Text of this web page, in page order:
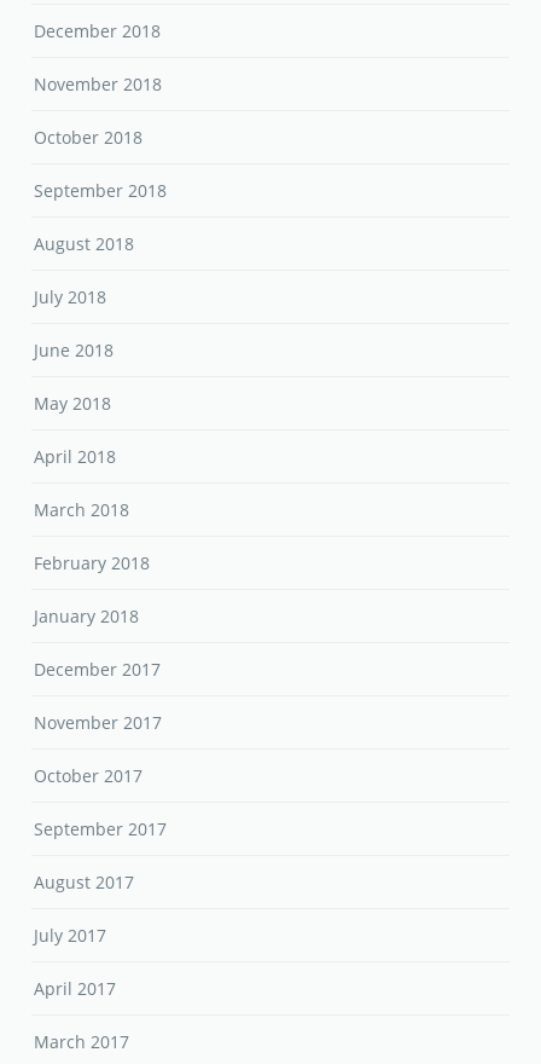
December 2018
November 2018
October 2018
September 2018
August 2018
July 2018
June 2018
May 2018
April 2018
March 2018
February 2018
January 2018
December 2017
November 2017
October 2017
September 2017
August 2017
July 2017
April 2017
March 2017